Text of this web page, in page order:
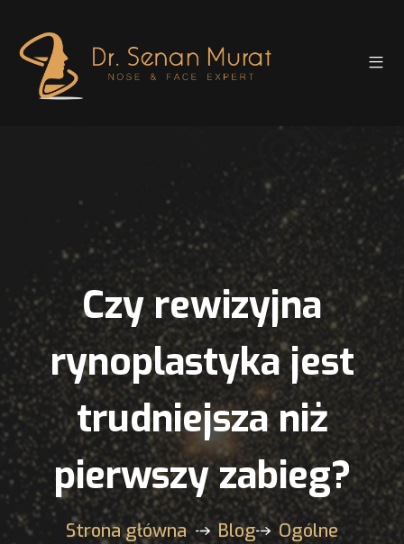
Czy rewizyjna
rynoplastyka jest
trudniejsza niż
pierwszy zabieg?
Strona główna Blog
Ogólne